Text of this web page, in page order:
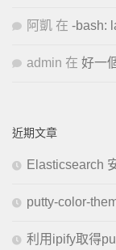
阿凱 在 -bash:
admin 在 好一
近期文章
Elasticsearch
putty-color-
利用ipify取得